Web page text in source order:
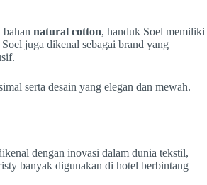
natural cotton, handuk Soel memiliki
juga dikenal sebagai brand yang
serta desain yang elegan dan mewah.
dengan inovasi dalam dunia tekstil,
banyak digunakan di hotel berbintang